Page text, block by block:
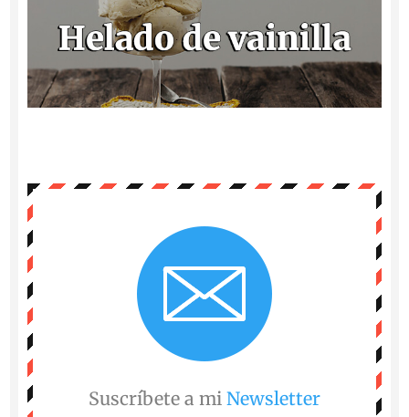
Suscríbete a mi Newsletter